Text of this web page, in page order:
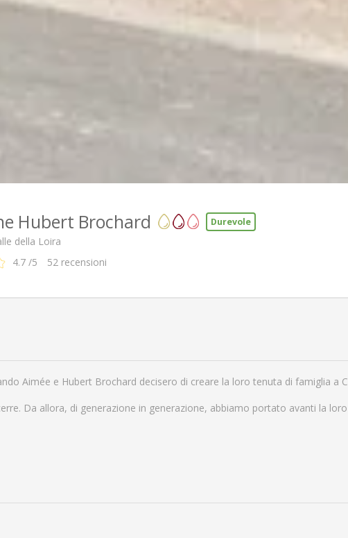
Hubert Brochard Durevole
della Loira
4.7 /5 52 recensioni
Aimée e Hubert Brochard decisero di creare la loro tenuta di famiglia a
Da allora, di generazione in generazione, abbiamo portato avanti la